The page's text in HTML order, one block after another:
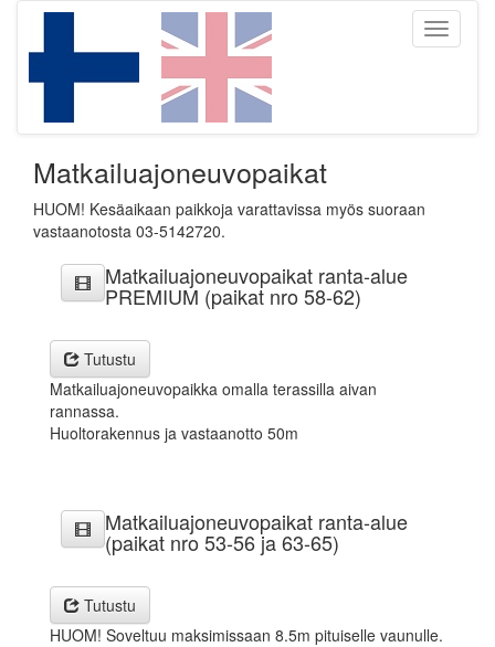
Toggle
Matkailuajoneuvopaikat
HUOM! Kesäaikaan paikkoja varattavissa myös suoraan
vastaanotosta 03-5142720.
Matkailuajoneuvopaikat ranta-alue
PREMIUM (paikat nro 58-62)
Tutustu
Matkailuajoneuvopaikka omalla terassilla aivan
rannassa.
Huoltorakennus ja vastaanotto 50m
Matkailuajoneuvopaikat ranta-alue
(paikat nro 53-56 ja 63-65)
Tutustu
HUOM! Soveltuu maksimissaan 8.5m pituiselle vaunulle.